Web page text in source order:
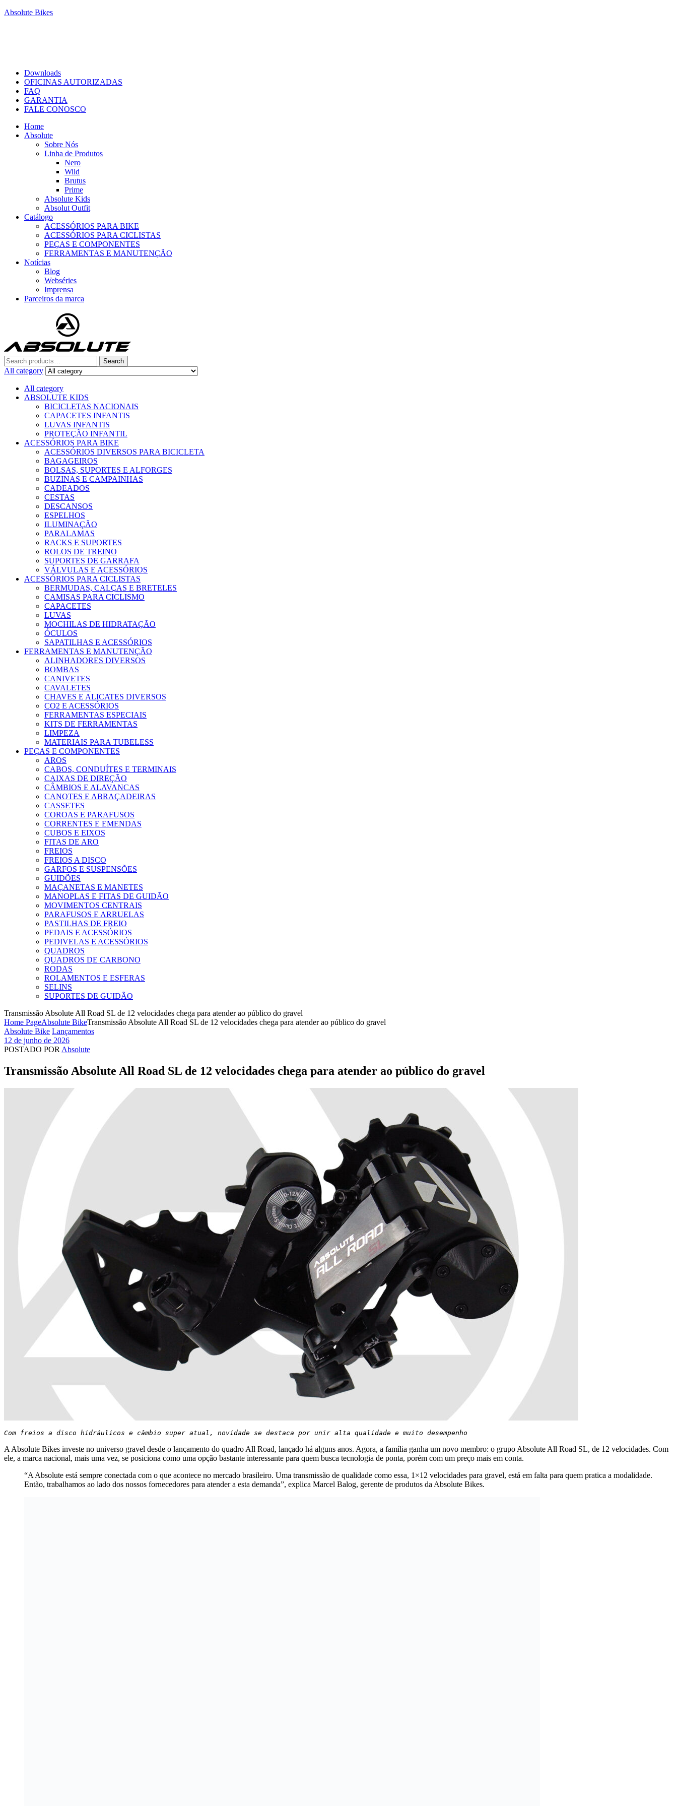
Absolute Bikes
Downloads
OFICINAS AUTORIZADAS
FAQ
GARANTIA
FALE CONOSCO
Home
Absolute
Sobre Nós
Linha de Produtos
Nero
Wild
Brutus
Prime
Absolute Kids
Absolut Outfit
Catálogo
ACESSÓRIOS PARA BIKE
ACESSÓRIOS PARA CICLISTAS
PEÇAS E COMPONENTES
FERRAMENTAS E MANUTENÇÃO
Notícias
Blog
Webséries
Imprensa
Parceiros da marca
Search
for:
Search
All category
All category
ABSOLUTE KIDS
BICICLETAS NACIONAIS
CAPACETES INFANTIS
LUVAS INFANTIS
PROTEÇÃO INFANTIL
ACESSÓRIOS PARA BIKE
ACESSÓRIOS DIVERSOS PARA BICICLETA
BAGAGEIROS
BOLSAS, SUPORTES E ALFORGES
BUZINAS E CAMPAINHAS
CADEADOS
CESTAS
DESCANSOS
ESPELHOS
ILUMINAÇÃO
PARALAMAS
RACKS E SUPORTES
ROLOS DE TREINO
SUPORTES DE GARRAFA
VÁLVULAS E ACESSÓRIOS
ACESSÓRIOS PARA CICLISTAS
BERMUDAS, CALÇAS E BRETELES
CAMISAS PARA CICLISMO
CAPACETES
LUVAS
MOCHILAS DE HIDRATAÇÃO
ÓCULOS
SAPATILHAS E ACESSÓRIOS
FERRAMENTAS E MANUTENÇÃO
ALINHADORES DIVERSOS
BOMBAS
CANIVETES
CAVALETES
CHAVES E ALICATES DIVERSOS
CO2 E ACESSÓRIOS
FERRAMENTAS ESPECIAIS
KITS DE FERRAMENTAS
LIMPEZA
MATERIAIS PARA TUBELESS
PEÇAS E COMPONENTES
AROS
CABOS, CONDUÍTES E TERMINAIS
CAIXAS DE DIREÇÃO
CÂMBIOS E ALAVANCAS
CANOTES E ABRAÇADEIRAS
CASSETES
COROAS E PARAFUSOS
CORRENTES E EMENDAS
CUBOS E EIXOS
FITAS DE ARO
FREIOS
FREIOS A DISCO
GARFOS E SUSPENSÕES
GUIDÕES
MAÇANETAS E MANETES
MANOPLAS E FITAS DE GUIDÃO
MOVIMENTOS CENTRAIS
PARAFUSOS E ARRUELAS
PASTILHAS DE FREIO
PEDAIS E ACESSÓRIOS
PEDIVELAS E ACESSÓRIOS
QUADROS
QUADROS DE CARBONO
RODAS
ROLAMENTOS E ESFERAS
SELINS
SUPORTES DE GUIDÃO
Transmissão Absolute All Road SL de 12 velocidades chega para atender ao público do gravel
Home PageAbsolute BikeTransmissão Absolute All Road SL de 12 velocidades chega para atender ao público do gravel
Categories
Absolute Bike Lançamentos
12 de junho de 2026
POSTADO POR Absolute
Transmissão Absolute All Road SL de 12 velocidades chega para atender ao público do gravel
Com freios a disco hidráulicos e câmbio super atual, novidade se destaca por unir alta qualidade e muito desempenho
A Absolute Bikes investe no universo gravel desde o lançamento do quadro All Road, lançado há alguns anos. Agora, a família ganha um novo membro: o grupo Absolute All Road SL, de 12 velocidades. Com
ele, a marca nacional, mais uma vez, se posiciona como uma opção bastante interessante para quem busca tecnologia de ponta, porém com um preço mais em conta.
“A Absolute está sempre conectada com o que acontece no mercado brasileiro. Uma transmissão de qualidade como essa, 1×12 velocidades para gravel, está em falta para quem pratica a modalidade.
Então, trabalhamos ao lado dos nossos fornecedores para atender a esta demanda”, explica Marcel Balog, gerente de produtos da Absolute Bikes.